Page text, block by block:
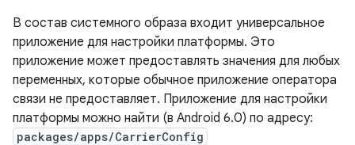
В состав системного образа входит универсальное
приложение для настройки платформы. Это
приложение может предоставлять значения для любых
переменных, которые обычное приложение оператора
связи не предоставляет. Приложение для настройки
платформы можно найти (в Android 6.0) по адресу:
packages/apps/CarrierConfig